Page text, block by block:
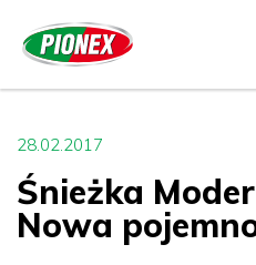
28.02.2017
Śnieżka
Nowa